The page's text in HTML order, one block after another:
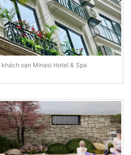
sạn Minasi Hotel & Spa